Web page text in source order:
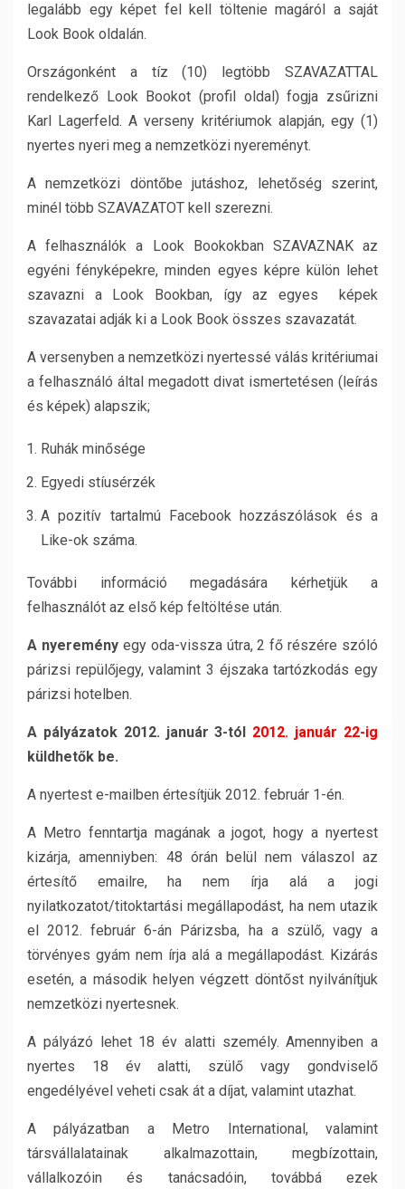
legalább egy képet fel kell töltenie magáról a saját
Look Book oldalán.
Országonként a tíz (10) legtöbb SZAVAZATTAL
rendelkező Look Bookot (profil oldal) fogja zsűrizni
Karl Lagerfeld. A verseny kritériumok alapján, egy (1)
nyertes nyeri meg a nemzetközi nyereményt.
A nemzetközi döntőbe jutáshoz, lehetőség szerint,
minél több SZAVAZATOT kell szerezni.
A felhasználók a Look Bookokban SZAVAZNAK az
egyéni fényképekre, minden egyes képre külön lehet
szavazni a Look Bookban, így az egyes képek
szavazatai adják ki a Look Book összes szavazatát.
A versenyben a nemzetközi nyertessé válás kritériumai
a felhasználó által megadott divat ismertetésen (leírás
és képek) alapszik;
Ruhák minősége
Egyedi stíusérzék
A pozitív tartalmú Facebook hozzászólások és a
Like-ok száma.
További információ megadására kérhetjük a
felhasználót az első kép feltöltése után.
A nyereményegy oda-vissza útra, 2 fő részére szóló
párizsi repülőjegy, valamint 3 éjszaka tartózkodás egy
párizsi hotelben.
A pályázatok 2012. január 3-tól 2012. január 22-ig
küldhetők be.
A nyertest e-mailben értesítjük 2012. február 1-én.
A Metro fenntartja magának a jogot, hogy a nyertest
kizárja, amenniyben: 48 órán belül nem válaszol az
értesítő emailre, ha nem írja alá a jogi
nyilatkozatot/titoktartási megállapodást, ha nem utazik
el 2012. február 6-án Párizsba, ha a szülő, vagy a
törvényes gyám nem írja alá a megállapodást. Kizárás
esetén, a második helyen végzett döntőst nyilvánítjuk
nemzetközi nyertesnek.
A pályázó lehet 18 év alatti személy. Amennyiben a
nyertes 18 év alatti, szülő vagy gondviselő
engedélyével veheti csak át a díjat, valamint utazhat.
A pályázatban a Metro International, valamint
társvállalatainak alkalmazottain, megbízottain,
vállalkozóin és tanácsadóin, továbbá ezek